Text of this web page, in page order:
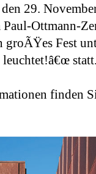
29.
Ottmann-
groÃŸes Fest
statt.
finden